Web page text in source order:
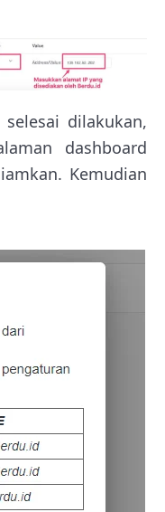
dilakukan,
dashboard
Kemudian